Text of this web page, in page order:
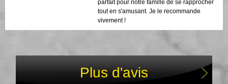
parfait pour notre famille de se rapprocher
tout en s'amusant. Je le recommande
vivement !
Plus d'avis